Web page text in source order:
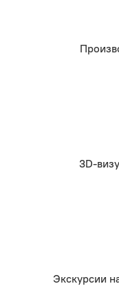
3D-
Экскурсии